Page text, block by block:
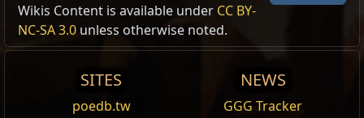
US Realm Economy Wiki
24h volume
Erhabene Sphäre 119,489
Hoheitliche Sphärex3 Lv30-78
Wikis Content is available under CC BY-
NC-SA 3.0 unless otherwise noted.
SITES
poedb.tw
NEWS
GGG Tracker